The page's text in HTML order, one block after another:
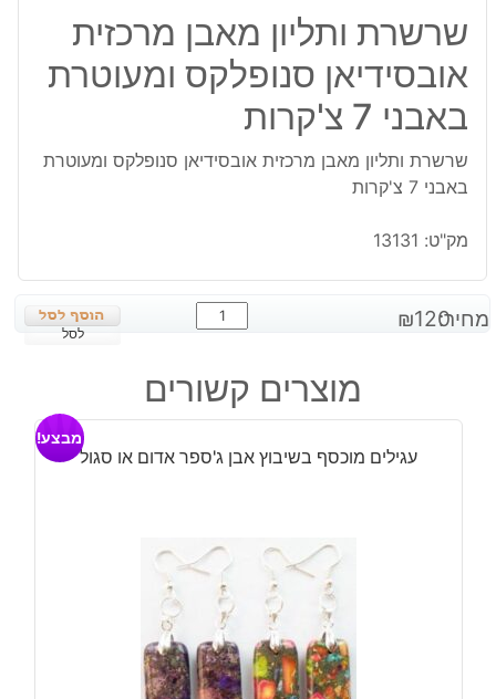
שרשרת ותליון מאבן מרכזית
אובסידיאן סנופלקס ומעוטרת
באבני 7 צ'קרות
שרשרת ותליון מאבן מרכזית אובסידיאן סנופלקס ומעוטרת
באבני 7 צ'קרות
מק"ט: 13131
מחיר: ₪120
כמות
של
ותליון
מאבן
אובסידיאן
באבני
צ'קרות
לסל
מוצרים קשורים
עגילים מוכסף בשיבוץ אבן ג'ספר אדום או סגול
מבצע!